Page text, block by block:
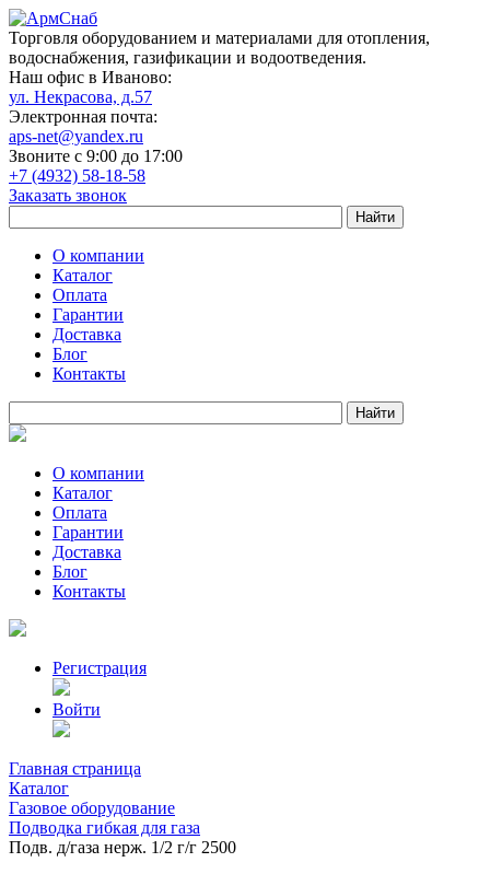
Торговля оборудованием и материалами для отопления,
водоснабжения, газификации и водоотведения.
Наш офис в Иваново:
ул. Некрасова, д.57
Электронная почта:
aps-net@yandex.ru
Звоните с 9:00 до 17:00
+7 (4932) 58-18-58
Заказать звонок
О компании
Каталог
Оплата
Гарантии
Доставка
Блог
Контакты
О компании
Каталог
Оплата
Гарантии
Доставка
Блог
Контакты
Регистрация
Войти
Главная страница
Каталог
Газовое оборудование
Подводка гибкая для газа
Подв. д/газа нерж. 1/2 г/г 2500